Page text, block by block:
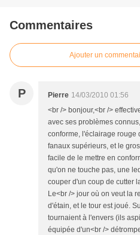
Commentaires
Ajouter un
P Pierre 14/03/2010 01:56
<br /> bonjour,<br />
avec ses problèmes
conforme, l'éclairage rouge
fanaux supérieurs, et le
facile de le mettre en
qu'on ne touche pas, une
couper d'un coup de cutter
Le<br /> jour où on veut la
d'étain, et le tour est joué.
tournaient à l'envers (ils
équipée d'un<br />